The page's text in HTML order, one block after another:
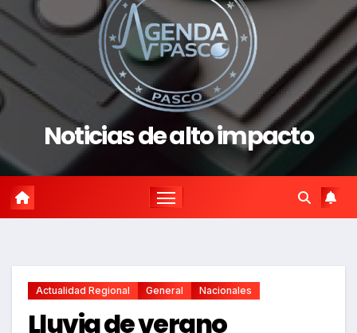
Noticias de alto impacto
Actualidad Regional General Nacionales
Lluvia de verano